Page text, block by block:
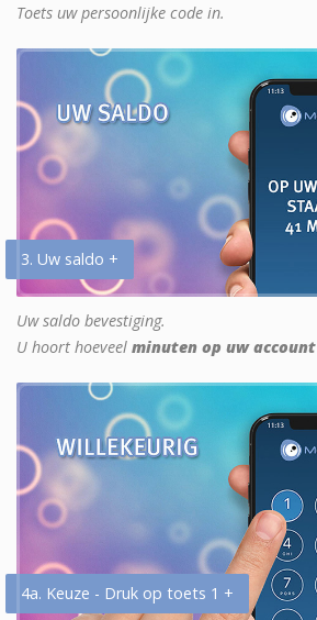
Toets uw persoonlijke code in.
3. Uw saldo +
Uw saldo bevestiging.
U hoort hoeveel minuten op uw account
4a. Keuze - Druk op toets 1 +